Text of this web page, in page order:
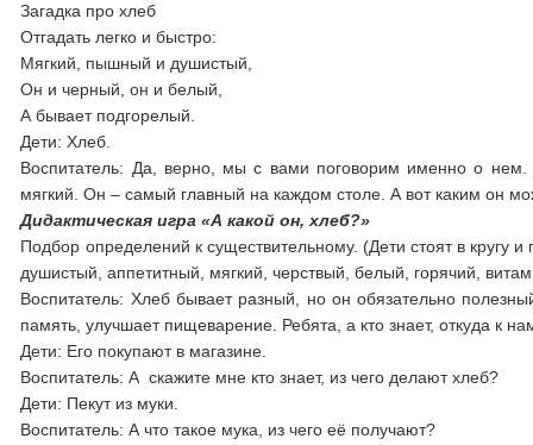
Загадка про хлеб
Отгадать легко и быстро:
Мягкий, пышный и душистый,
Он и черный, он и белый,
А бывает подгорелый.
Дети: Хлеб.
Воспитатель: Да, верно, мы с вами поговорим именно о
мягкий. Он – самый главный на каждом столе. А вот каким он
Дидактическая игра «А какой он, хлеб?»
Подбор определений к существительному. (Дети стоят в
душистый, аппетитный, мягкий, черствый, белый, горячий,
Воспитатель: Хлеб бывает разный, но он обязательно
память, улучшает пищеварение. Ребята, а кто знает, откуда к
Дети: Его покупают в магазине.
Воспитатель: А скажите мне кто знает, из чего делают хлеб?
Дети: Пекут из муки.
Воспитатель: А что такое мука, из чего её получают?